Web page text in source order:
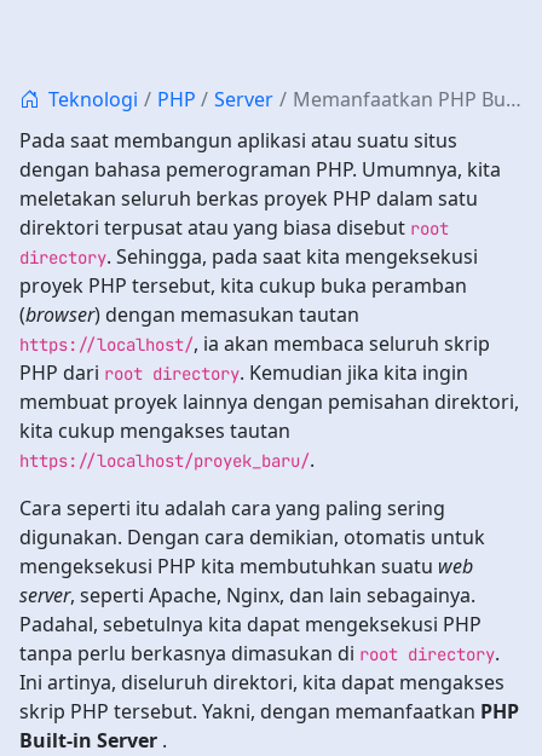
Teknologi PHP Server
Memanfaatkan PHP Built-in Server
Pada saat membangun aplikasi atau suatu situs
dengan bahasa pemerograman PHP. Umumnya, kita
meletakan seluruh berkas proyek PHP dalam satu
direktori terpusat atau yang biasa disebut root
directory. Sehingga, pada saat kita mengeksekusi
proyek PHP tersebut, kita cukup buka peramban
(browser) dengan memasukan tautan
https://localhost/, ia akan membaca seluruh skrip
PHP dari root directory. Kemudian jika kita ingin
membuat proyek lainnya dengan pemisahan direktori,
kita cukup mengakses tautan
https://localhost/proyek_baru/.
Cara seperti itu adalah cara yang paling sering
digunakan. Dengan cara demikian, otomatis untuk
mengeksekusi PHP kita membutuhkan suatu web
server, seperti Apache, Nginx, dan lain sebagainya.
Padahal, sebetulnya kita dapat mengeksekusi PHP
tanpa perlu berkasnya dimasukan di root directory.
Ini artinya, diseluruh direktori, kita dapat mengakses
skrip PHP tersebut. Yakni, dengan memanfaatkan PHP
Built-in Server .